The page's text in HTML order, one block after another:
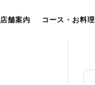
店舗案内 コース・お料理